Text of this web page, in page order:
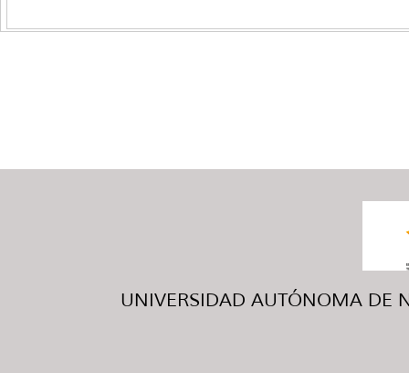
UNIVERSIDAD AUTÓNOMA DE